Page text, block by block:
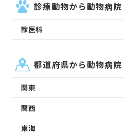
診療動物から動物病
獣医科
都道府県から動物病
関東
関西
東海